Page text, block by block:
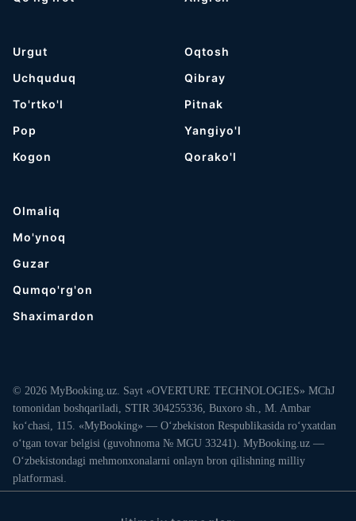
Urgut
Uchquduq
To'rtko'l
Pop
Kogon
Oqtosh
Qibray
Pitnak
Yangiyo'l
Qorako'l
Olmaliq
Mo'ynoq
Guzar
Qumqo'rg'on
Shaximardon
© 2026 MyBooking.uz. Sayt «OVERTURE TECHNOLOGIES» MChJ
tomonidan boshqariladi, STIR 304255336, Buxoro sh., M. Ambar
ko‘chasi, 115. «MyBooking» — O‘zbekiston Respublikasida ro‘yxatdan
o‘tgan tovar belgisi (guvohnoma № MGU 33241). MyBooking.uz —
O‘zbekistondagi mehmonxonalarni onlayn bron qilishning milliy
platformasi.